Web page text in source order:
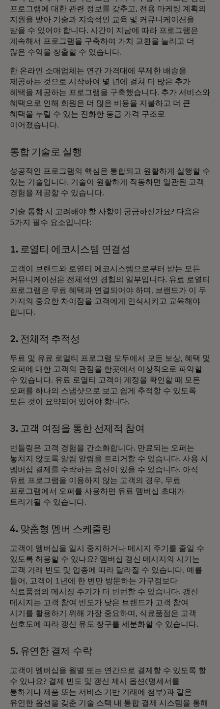
프로그램에 대한 관련 정보를 갖추고, 전용 마케팅 계획의
지원을 받아 기술과 지속적인 교육 및 커뮤니케이션을
받을 수 있어야 합니다. 시간이 지남에 따라 프로그램은
계속해서 프로그램을 구축하여 가치 교환을 늘리고 더
많은 수익을 창출할 수 있습니다.
한 온라인 소매업체는 연간 가격대에 무제한 배송을
제공하는 것으로 시작하여 몇 년에 걸쳐 더 많은 추가
혜택을 제공하는 프로그램을 구축했습니다. 추가 서비스와
혜택으로 인해 회원은 더 많은 비용을 지불하고 더 큰
혜택을 누릴 수 있는 진화한 등급 가격 구조로
이어졌습니다.
통합 기술로 실행
성공적인 프로그램의 핵심은 통합되고 원활하게 실행할 수
있는 기술입니다. 기술이 원활하게 작동하면 일관된 고객
경험을 제공할 수 있습니다.
기술 통합 시 고려해야 할 사항이 궁금하신가요? 다음은
5가지 필수 요소입니다:
1. 로열티 에코시스템 연결성
고객이 브랜드와 로열티 에코시스템으로부터 받는 모든
커뮤니케이션은 전체적인 경험의 일부입니다. 유료 로열티
프로그램은 무료 혜택과 연결되어야 하며, 브랜드가 이 두
가지의 중요한 차이점을 고객에게 인식시키고 교육해야
합니다.
2. 전체적 추적성
무료 및 유료 로열티 프로그램 모두에서 모든 보상, 혜택 및
오퍼에 대한 고객의 관점을 한곳에서 이상적으로 파악할
수 있습니다. 유료 로열티 고객이 계정을 확인할 때 모든
오퍼를 하나의 스냅샷으로 보고 쉽게 추적할 수 있도록
모든 것이 요약되어 있어야 합니다.
3. 고객 여정을 통한 선제적 참여
번들링은 고객 경험을 간소화합니다. 만료되는 오퍼는
놓치지 않도록 알림 알림을 트리거할 수 있습니다. 사용 시
멤버십 결제를 수락하는 옵션이 있을 수 있습니다. 아직
유료 프로그램을 이용하지 않는 고객의 경우, 무료
프로그램에서 오퍼를 사용하면 유료 멤버십 초대가
트리거될 수 있습니다.
4. 맞춤형 멤버 스케줄링
고객이 멤버십을 일시 중지하거나 메시지 주기를 줄일 수
있도록 허용할 수 있나요? 멤버십 갱신 메시지의 시기는
고객 거래 빈도 및 업종에 따라 달라질 수 있습니다. 예를
들어, 고객이 1년에 한 번만 방문하는 가구점보다
식료품점의 메시징 주기가 더 빈번할 수 있습니다. 갱신
메시지는 고객 참여 빈도가 낮은 브랜드가 고객 참여
시기를 활용하기 위해 가장 중요하며, 식료품점은 고객
선호도에 따라 갱신 유도 창구를 세분화할 수 있습니다.
5. 유연한 결제 수락
고객이 멤버십을 월별 또는 연간으로 결제할 수 있도록 할
수 있나요? 결제 빈도 및 갱신 제시 옵션(명세서를
통하거나 제품 또는 서비스 기반 거래에 첨부)과 같은
유연한 옵션을 갖춘 기술 스택 내 통합 결제 시스템을 통해